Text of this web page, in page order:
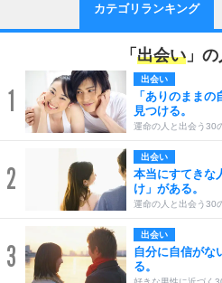
カテゴリランキング
「 出会い 」
1
出会い
「ありのまま
見つける。
運命の人と出会う30
2
出会い
本当にすてきな
け」がある。
運命の人と出会う30
3
出会い
自分に自信がな
る。